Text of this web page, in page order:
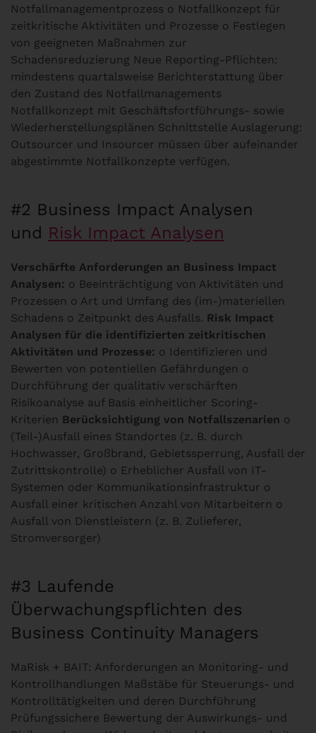
Notfallmanagementprozess o Notfallkonzept für
zeitkritische Aktivitäten und Prozesse o Festlegen
von geeigneten Maßnahmen zur
Schadensreduzierung Neue Reporting-Pflichten:
mindestens quartalsweise Berichterstattung über
den Zustand des Notfallmanagements
Notfallkonzept mit Geschäftsfortführungs- sowie
Wiederherstellungsplänen Schnittstelle Auslagerung:
Outsourcer und Insourcer müssen über aufeinander
abgestimmte Notfallkonzepte verfügen.
#2 Business Impact Analysen
und Risk Impact Analysen
Verschärfte Anforderungen an Business Impact
Analysen: o Beeinträchtigung von Aktivitäten und
Prozessen o Art und Umfang des (im-)materiellen
Schadens o Zeitpunkt des Ausfalls. Risk Impact
Analysen für die identifizierten zeitkritischen
Aktivitäten und Prozesse: o Identifizieren und
Bewerten von potentiellen Gefährdungen o
Durchführung der qualitativ verschärften
Risikoanalyse auf Basis einheitlicher Scoring-
Kriterien Berücksichtigung von Notfallszenarien o
(Teil-)Ausfall eines Standortes (z. B. durch
Hochwasser, Großbrand, Gebietssperrung, Ausfall der
Zutrittskontrolle) o Erheblicher Ausfall von IT-
Systemen oder Kommunikationsinfrastruktur o
Ausfall einer kritischen Anzahl von Mitarbeitern o
Ausfall von Dienstleistern (z. B. Zulieferer,
Stromversorger)
#3 Laufende
Überwachungspflichten des
Business Continuity Managers
MaRisk + BAIT: Anforderungen an Monitoring- und
Kontrollhandlungen Maßstäbe für Steuerungs- und
Kontrolltätigkeiten und deren Durchführung
Prüfungssichere Bewertung der Auswirkungs- und